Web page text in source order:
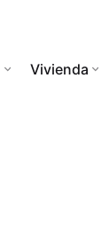
Vivienda